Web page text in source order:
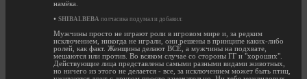
намёка.
• SHIBALBEBA полчасика подумал и добавил:
Мужчины просто не играют роли в игровом мире и, за редким
исключением, никогда не играли, они решены в принципе каких-либо
ролей, как факт. Женщины делают ВСЁ, а мужчины на подхвате,
мешаются или против. Во всяком случае со стороны ГГ и "хороших".
Действующие лица представлены самыми разными видами животных,
но ничего из этого не делается - все, за исключением может быть птиц,